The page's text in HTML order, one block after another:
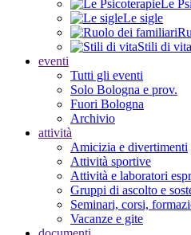
Le
Le sigle
Stili di vita
eventi
Tutti gli eventi
Solo Bologna e prov.
Fuori Bologna
Archivio
attività
Amicizia e divertimenti
Attività sportive
Attività e laboratori
Gruppi di ascolto e
Seminari, corsi,
Vacanze e gite